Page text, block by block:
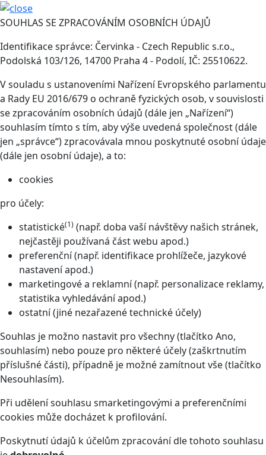
SOUHLAS SE ZPRACOVÁNÍM OSOBNÍCH ÚDAJŮ
Identifikace správce: Červinka - Czech Republic s.r.o.,
Podolská 103/126, 14700 Praha 4 - Podolí, IČ: 25510622.
V souladu s ustanoveními Nařízení Evropského parlamentu
a Rady EU 2016/679 o ochraně fyzických osob, v souvislosti
se zpracováním osobních údajů (dále jen „Nařízení“)
souhlasím tímto s tím, aby výše uvedená společnost (dále
jen „správce“) zpracovávala mnou poskytnuté osobní údaje
(dále jen osobní údaje), a to:
cookies
pro účely:
statistické(1) (např. doba vaší návštěvy našich stránek,
nejčastěji používaná část webu apod.)
preferenční (např. identifikace prohlížeče, jazykové
nastavení apod.)
marketingové a reklamní (např. personalizace reklamy,
statistika vyhledávání apod.)
ostatní (jiné nezařazené technické účely)
Souhlas je možno nastavit pro všechny (tlačítko Ano,
souhlasím) nebo pouze pro některé účely (zaškrtnutím
příslušné části), případně je možné zamítnout vše (tlačítko
Nesouhlasím).
Při udělení souhlasu smarketingovými a preferenčními
cookies může docházet k profilování.
Poskytnutí údajů k účelům zpracování dle tohoto souhlasu